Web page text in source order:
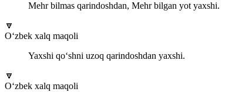
Mehr bilmas qarindoshdan, Mehr bilgan yot yaxshi.
🔽
O‘zbek xalq maqoli
Yaxshi qo‘shni uzoq qarindoshdan yaxshi.
🔽
O‘zbek xalq maqoli